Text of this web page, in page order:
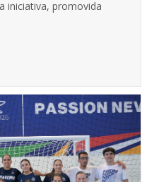
iniciativa, promovida